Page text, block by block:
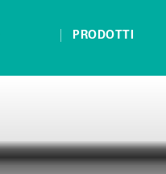
PRODOTTI